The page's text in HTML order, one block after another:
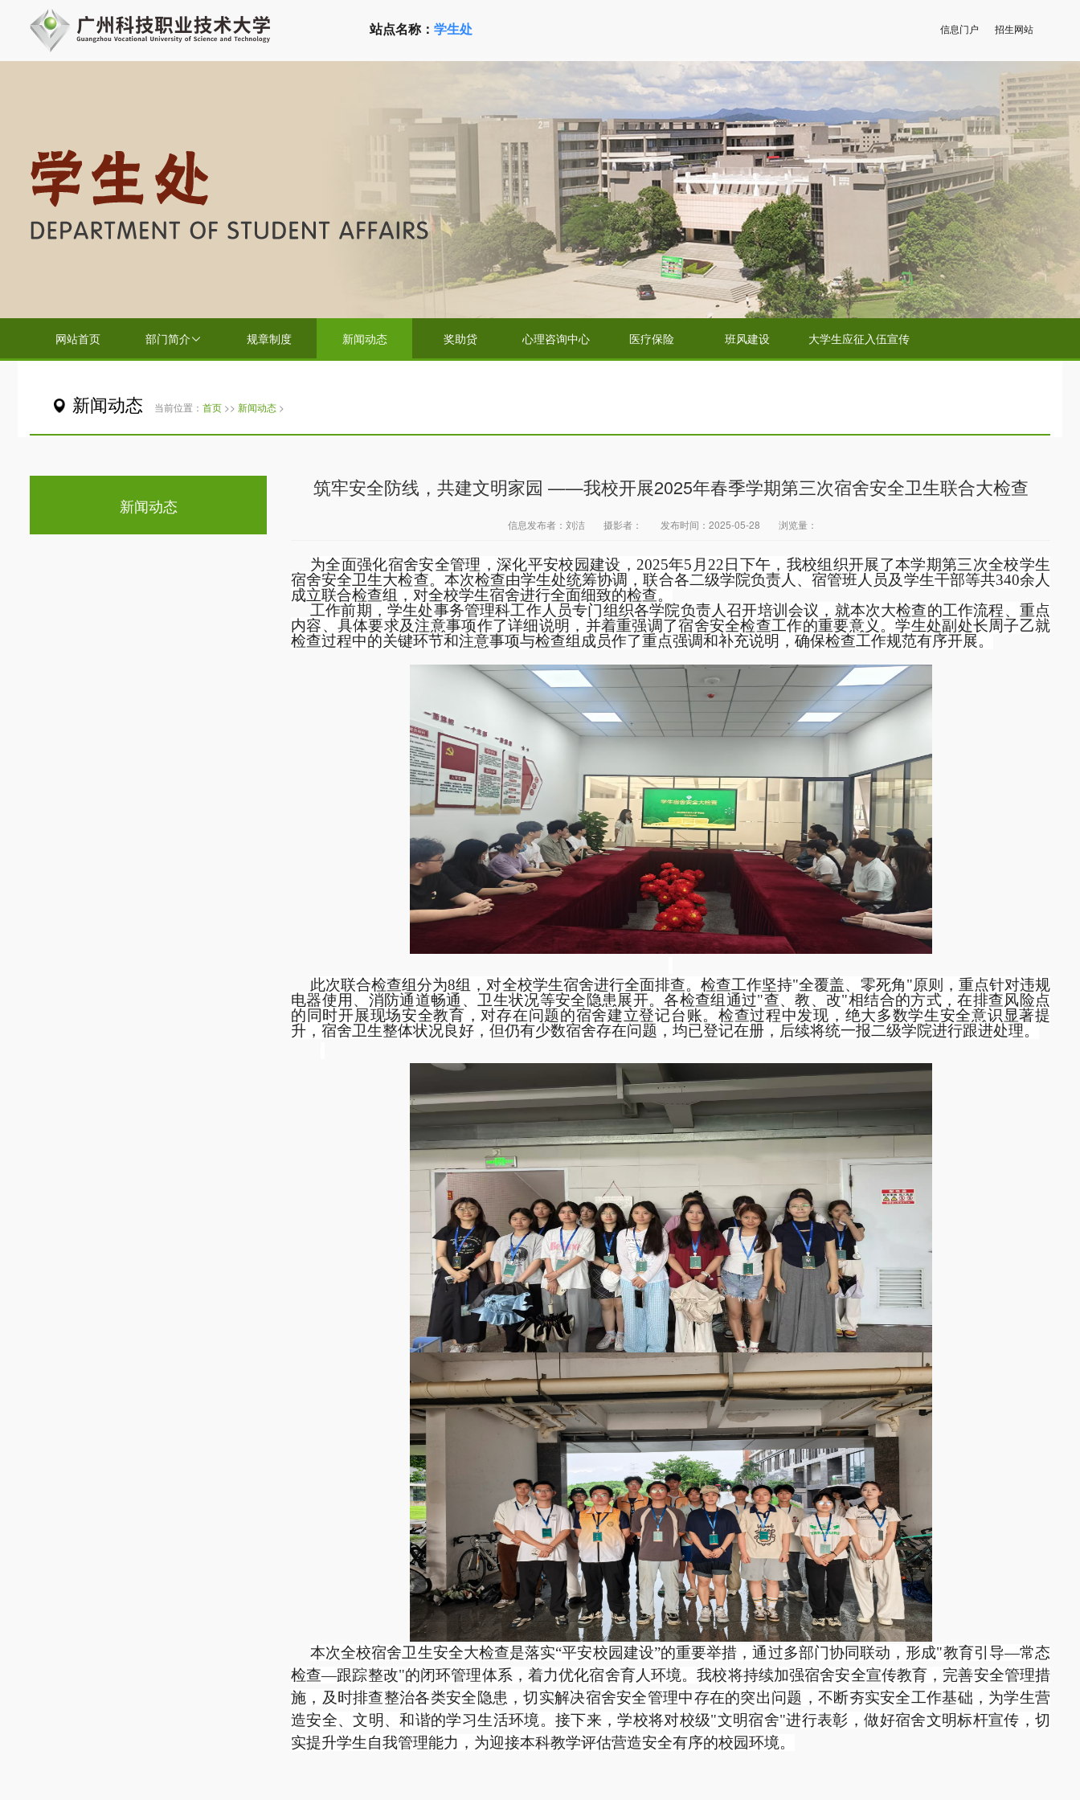
站点名称：学生处 信息门户 招生网站
网站首页 部门简介 规章制度 新闻动态 奖助贷 心理咨询中心 医疗保险 班风建设 大学生应征入伍宣传
新闻动态 当前位置： 首页 >> 新闻动态 >
新闻动态
筑牢安全防线，共建文明家园 ——我校开展2025年春季学期第三次宿舍安全卫生联合大检查
信息发布者： 刘洁 摄影者： 发布时间： 2025-05-28 浏览量：
为全面强化宿舍安全管理，深化平安校园建设，2025年5月22日下午，我校组织开展了本学期第三次全校学生
宿舍安全卫生大检查。本次检查由学生处统筹协调，联合各二级学院负责人、宿管班人员及学生干部等共340余人
成立联合检查组，对全校学生宿舍进行全面细致的检查。
工作前期，学生处事务管理科工作人员专门组织各学院负责人召开培训会议，就本次大检查的工作流程、重点
内容、具体要求及注意事项作了详细说明，并着重强调了宿舍安全检查工作的重要意义。学生处副处长周子乙就
检查过程中的关键环节和注意事项与检查组成员作了重点强调和补充说明，确保检查工作规范有序开展。
此次联合检查组分为8组，对全校学生宿舍进行全面排查。检查工作坚持"全覆盖、零死角"原则，重点针对违规
电器使用、消防通道畅通、卫生状况等安全隐患展开。各检查组通过"查、教、改"相结合的方式，在排查风险点
的同时开展现场安全教育，对存在问题的宿舍建立登记台账。检查过程中发现，绝大多数学生安全意识显著提
升，宿舍卫生整体状况良好，但仍有少数宿舍存在问题，均已登记在册，后续将统一报二级学院进行跟进处理。
本次全校宿舍卫生安全大检查是落实“平安校园建设”的重要举措，通过多部门协同联动，形成"教育引导—常态
检查—跟踪整改"的闭环管理体系，着力优化宿舍育人环境。我校将持续加强宿舍安全宣传教育，完善安全管理措
施，及时排查整治各类安全隐患，切实解决宿舍安全管理中存在的突出问题，不断夯实安全工作基础，为学生营
造安全、文明、和谐的学习生活环境。接下来，学校将对校级"文明宿舍"进行表彰，做好宿舍文明标杆宣传，切
实提升学生自我管理能力，为迎接本科教学评估营造安全有序的校园环境。